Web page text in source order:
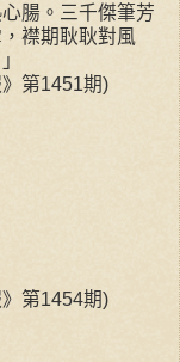
腸。三千傑筆芳
襟期耿耿對風
第1451期)
第1454期)